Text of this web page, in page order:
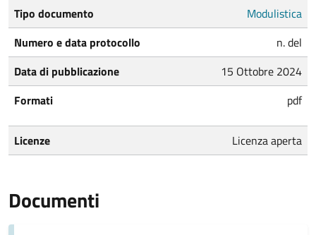
Tipo documento
Modulistica
Numero e data protocollo
n. del
Data di pubblicazione
15 Ottobre 2024
Formati
pdf
Licenze Licenza aperta
Documenti